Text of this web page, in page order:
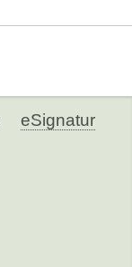
eSignatur